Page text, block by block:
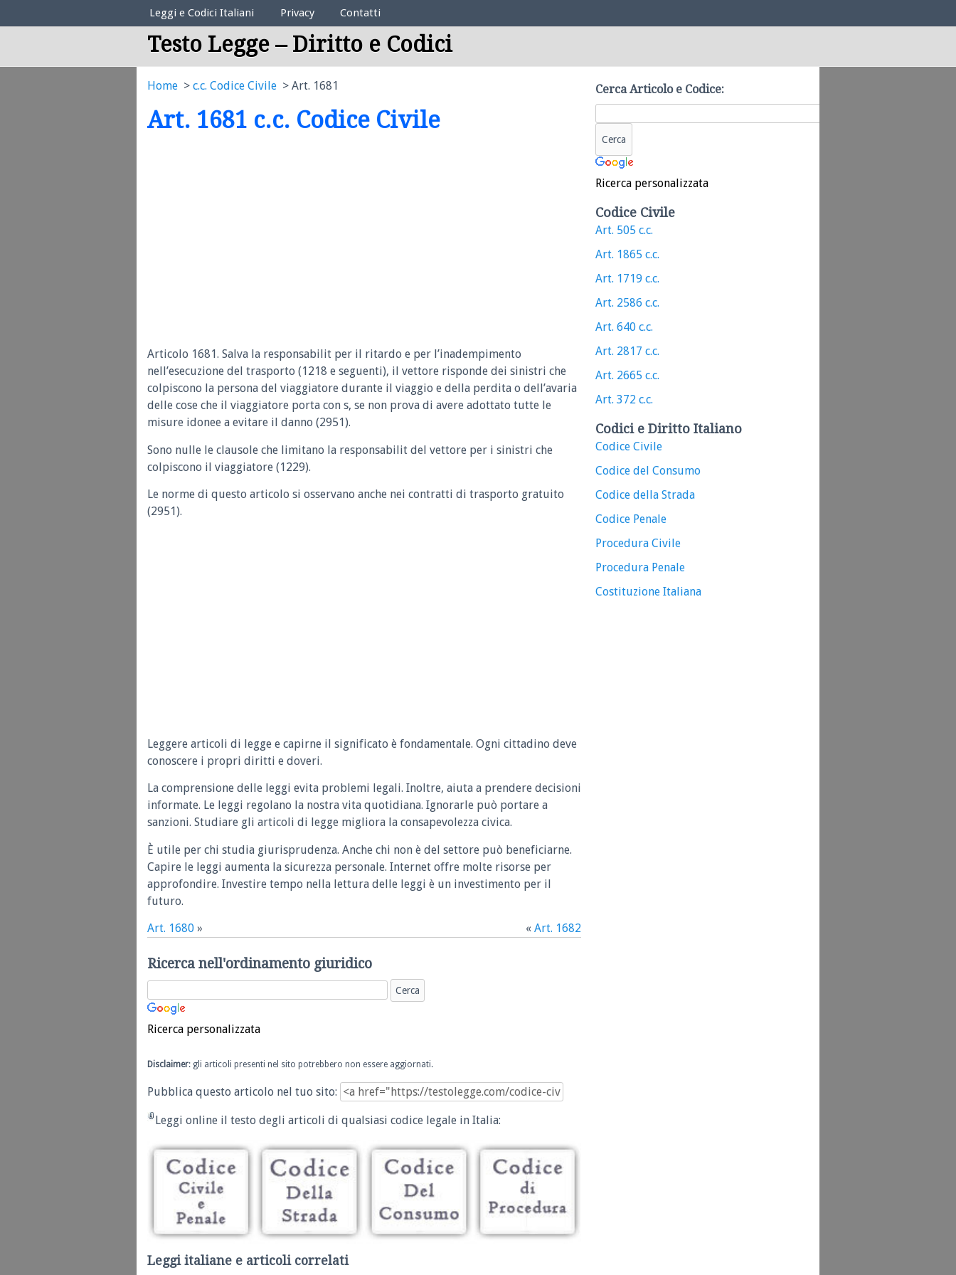
Elenco Codici Legali
Leggi e Codici Italiani Privacy Contatti
Testo Legge – Diritto e Codici
Home c.c. Codice Civile Art. 1681
Art. 1681 c.c. Codice Civile
Articolo 1681. Salva la responsabilit per il ritardo e per l’inadempimento
nell’esecuzione del trasporto (1218 e seguenti), il vettore risponde dei sinistri che
colpiscono la persona del viaggiatore durante il viaggio e della perdita o dell’avaria
delle cose che il viaggiatore porta con s, se non prova di avere adottato tutte le
misure idonee a evitare il danno (2951).
Sono nulle le clausole che limitano la responsabilit del vettore per i sinistri che
colpiscono il viaggiatore (1229).
Le norme di questo articolo si osservano anche nei contratti di trasporto gratuito
(2951).
Leggere articoli di legge e capirne il significato è fondamentale. Ogni cittadino deve
conoscere i propri diritti e doveri.
La comprensione delle leggi evita problemi legali. Inoltre, aiuta a prendere decisioni
informate. Le leggi regolano la nostra vita quotidiana. Ignorarle può portare a
sanzioni. Studiare gli articoli di legge migliora la consapevolezza civica.
È utile per chi studia giurisprudenza. Anche chi non è del settore può beneficiarne.
Capire le leggi aumenta la sicurezza personale. Internet offre molte risorse per
approfondire. Investire tempo nella lettura delle leggi è un investimento per il
futuro.
Art. 1680 » « Art. 1682
Ricerca nell'ordinamento giuridico
Ricerca personalizzata
Disclaimer: gli articoli presenti nel sito potrebbero non essere aggiornati.
Pubblica questo articolo nel tuo sito:
Leggi online il testo degli articoli di qualsiasi codice legale in Italia:
Leggi italiane e articoli correlati
Cerca Articolo e Codice:
Ricerca personalizzata
Codice Civile
Art. 505 c.c.
Art. 1865 c.c.
Art. 1719 c.c.
Art. 2586 c.c.
Art. 640 c.c.
Art. 2817 c.c.
Art. 2665 c.c.
Art. 372 c.c.
Codici e Diritto Italiano
Codice Civile
Codice del Consumo
Codice della Strada
Codice Penale
Procedura Civile
Procedura Penale
Costituzione Italiana